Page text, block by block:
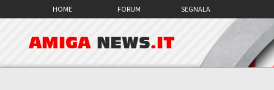
HOME FORUM SEGNALA
AMIGA NEWS.IT